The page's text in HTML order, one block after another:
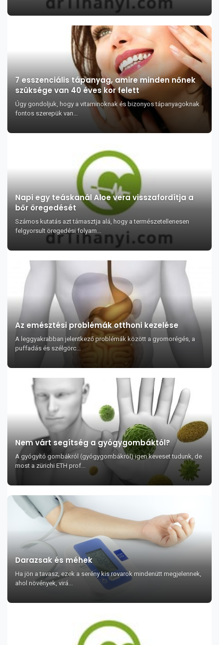
7 esszenciális tápanyag, amire minden nőnek
szüksége van 40 éves kor felett
Úgy gondoljuk, hogy a vitaminoknak és bizonyos tápanyagoknak
fontos szerepük van...
Napi egy teáskanál Aloe vera visszafordítja a
bőr öregedését
Számos kutatás azt támasztja alá, hogy a természetellenesen
felgyorsult öregedési folyam...
Az emésztési problémák otthoni kezelése
A leggyakrabban jelentkező problémák között a gyomorégés, a
puffadás és szélgörc...
Nem várt segítség a gyógygombáktól?
A gyógyító gombákról (gyógygombákról) igen keveset tudunk, de
most a zürichi ETH prof...
Darazsak és méhek
Ha jön a tavasz, ezek a serény kis rovarok mindenütt megjelennek,
ahol növények, virá...